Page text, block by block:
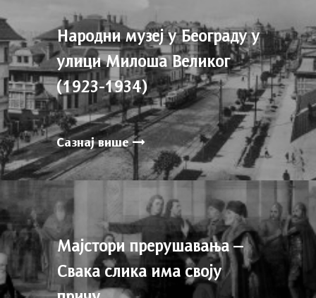
Народни музеј у Београду у
улици Милоша Великог
(1923-1934)
Сазнај више
Мајстори прерушавања –
Свака слика има своју